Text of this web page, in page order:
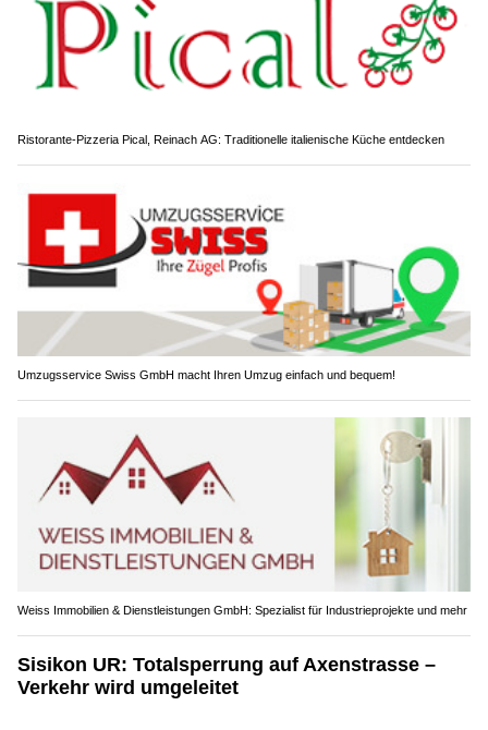
Ristorante-Pizzeria Pical, Reinach AG: Traditionelle italienische Küche entdecken
Umzugsservice Swiss GmbH macht Ihren Umzug einfach und bequem!
Weiss Immobilien & Dienstleistungen GmbH: Spezialist für Industrieprojekte und mehr
Sisikon UR: Totalsperrung auf Axenstrasse –
Verkehr wird umgeleitet